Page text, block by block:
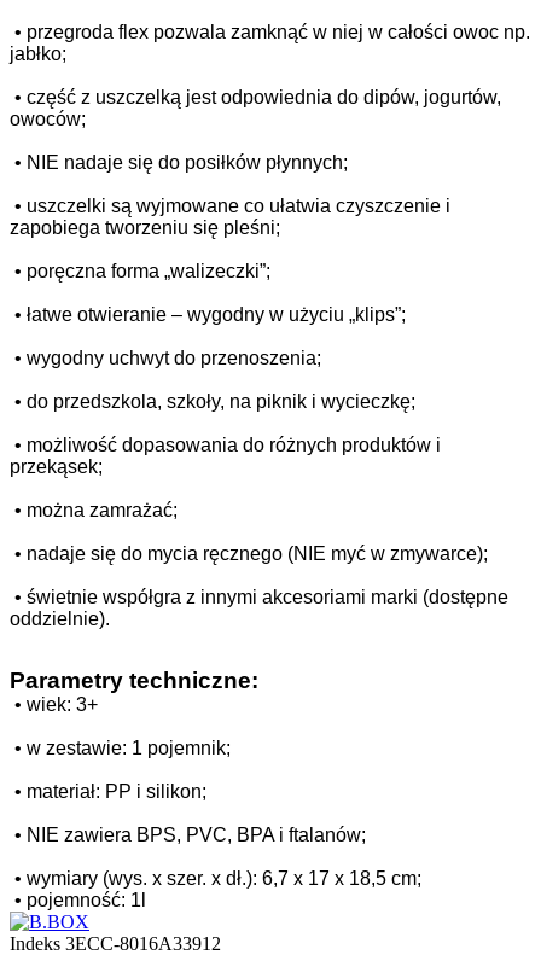
• przegroda flex pozwala zamknąć w niej w całości owoc np.
jabłko;
• część z uszczelką jest odpowiednia do dipów, jogurtów,
owoców;
• NIE nadaje się do posiłków płynnych;
• uszczelki są wyjmowane co ułatwia czyszczenie i
zapobiega tworzeniu się pleśni;
• poręczna forma „walizeczki”;
• łatwe otwieranie – wygodny w użyciu „klips”;
• wygodny uchwyt do przenoszenia;
• do przedszkola, szkoły, na piknik i wycieczkę;
• możliwość dopasowania do różnych produktów i
przekąsek;
• można zamrażać;
• nadaje się do mycia ręcznego (NIE myć w zmywarce);
• świetnie współgra z innymi akcesoriami marki (dostępne
oddzielnie).
Parametry techniczne:
• wiek: 3+
• w zestawie: 1 pojemnik;
• materiał: PP i silikon;
• NIE zawiera BPS, PVC, BPA i ftalanów;
• wymiary (wys. x szer. x dł.): 6,7 x 17 x 18,5 cm;
• pojemność: 1l
Indeks 3ECC-8016A33912